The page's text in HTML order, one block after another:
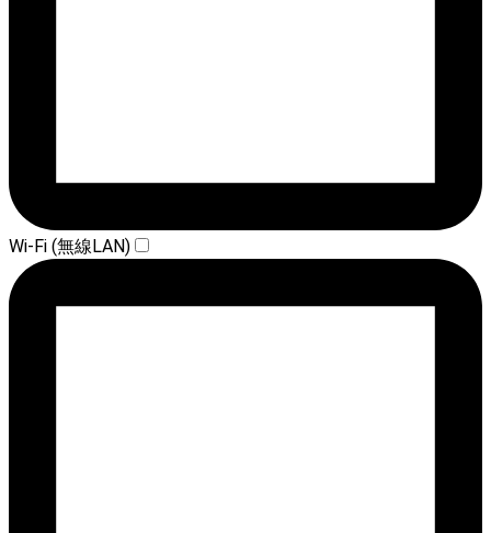
Wi-Fi (無線LAN)